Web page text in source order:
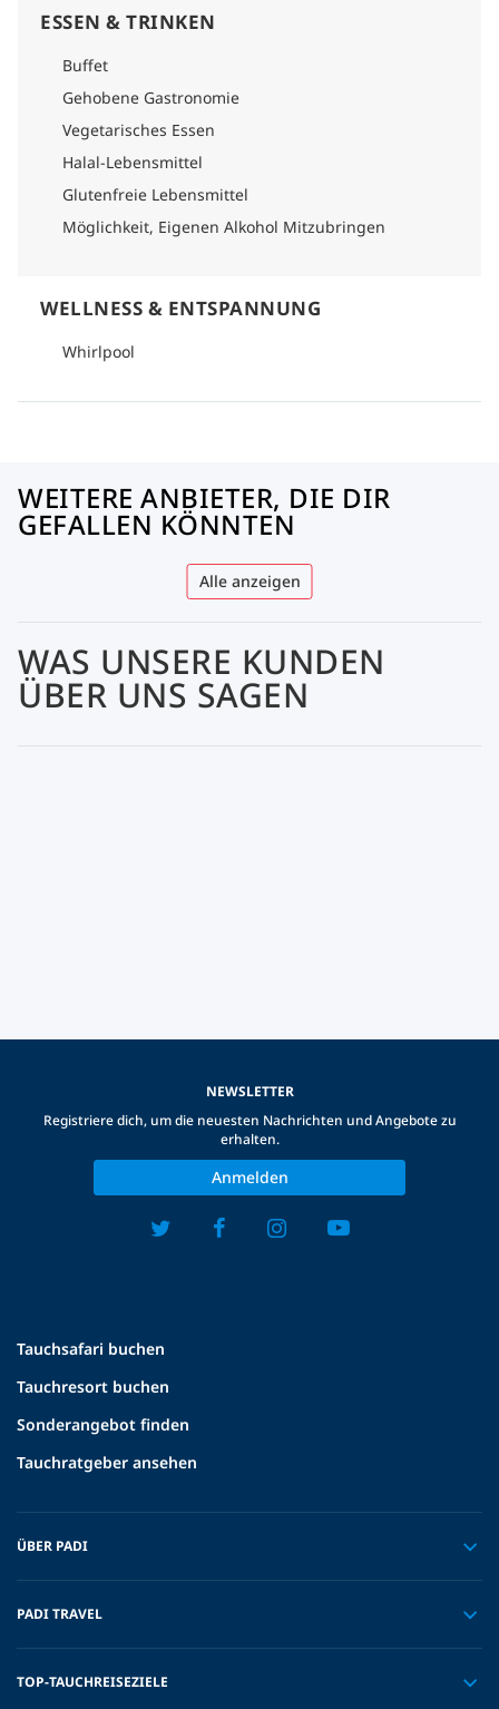
ESSEN & TRINKEN
Buffet
Gehobene Gastronomie
Vegetarisches Essen
Halal-Lebensmittel
Glutenfreie Lebensmittel
Möglichkeit, Eigenen Alkohol Mitzubringen
WELLNESS & ENTSPANNUNG
Whirlpool
WEITERE ANBIETER, DIE DIR
GEFALLEN KÖNNTEN
Alle anzeigen
WAS UNSERE KUNDEN
ÜBER UNS SAGEN
Tauchsafari buchen
Tauchresort buchen
Sonderangebot finden
Tauchratgeber ansehen
ÜBER PADI
PADI TRAVEL
TOP-TAUCHREISEZIELE
NEWSLETTER
Registriere dich, um die neuesten Nachrichten und Angebote zu
erhalten.
Anmelden